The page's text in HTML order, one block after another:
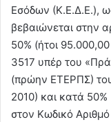
Εσόδων (Κ.Ε.Δ.Ε.),
βεβαιώνεται στην
50% (ήτοι
3517 υπέρ του
(πρώην ΕΤΕΡΠΣ)
2010) και κατά
στον Κωδικό